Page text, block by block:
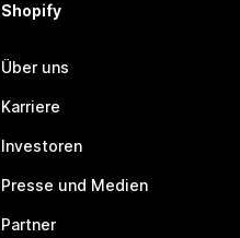
Shopify
Über uns
Karriere
Investoren
Presse und Medien
Partner